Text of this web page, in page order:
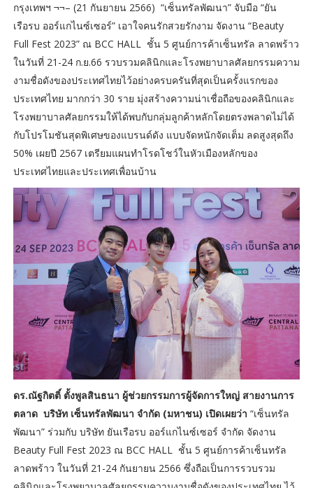
กรุงเทพฯ ¬¬– (21 กันยายน 2566) “เซ็นทรัลพัฒนา” จับมือ “ยัน
เรือรบ ออร์แกไนซ์เซอร์” เอาใจคนรักสวยรักงาม จัดงาน “Beauty
Full Fest 2023” ณ BCC HALL ชั้น 5 ศูนย์การค้าเซ็นทรัล ลาดพร้าว
ในวันที่ 21-24 ก.ย.66 รวบรวมคลินิกและโรงพยาบาลศัลยกรรมความ
งามชื่อดังของประเทศไทยไว้อย่างครบครันที่สุดเป็นครั้งแรกของ
ประเทศไทย มากกว่า 30 ราย มุ่งสร้างความน่าเชื่อถือของคลินิกและ
โรงพยาบาลศัลยกรรมให้ได้พบกับกลุ่มลูกค้าหลักโดยตรงพลาดไม่ได้
กับโปรโมชันสุดพิเศษของแบรนด์ดัง แบบจัดหนักจัดเต็ม ลดสูงสุดถึง
50% เผยปี 2567 เตรียมแผนทำโรดโชว์ในหัวเมืองหลักของ
ประเทศไทยและประเทศเพื่อนบ้าน
ดร.ณัฐกิตติ์ ตั้งพูลสินธนา ผู้ช่วยกรรมการผู้จัดการใหญ่ สายงานการ
ตลาด บริษัท เซ็นทรัลพัฒนา จำกัด (มหาชน) เปิดเผยว่า “เซ็นทรัล
พัฒนา” ร่วมกับ บริษัท ยันเรือรบ ออร์แกไนซ์เซอร์ จำกัด จัดงาน
Beauty Full Fest 2023 ณ BCC HALL ชั้น 5 ศูนย์การค้าเซ็นทรัล
ลาดพร้าว ในวันที่ 21-24 กันยายน 2566 ซึ่งถือเป็นการรวบรวม